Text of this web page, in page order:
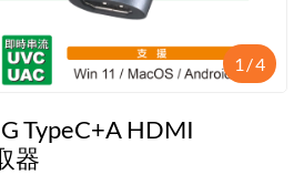
1 /4
TypeC+A HDMI
器